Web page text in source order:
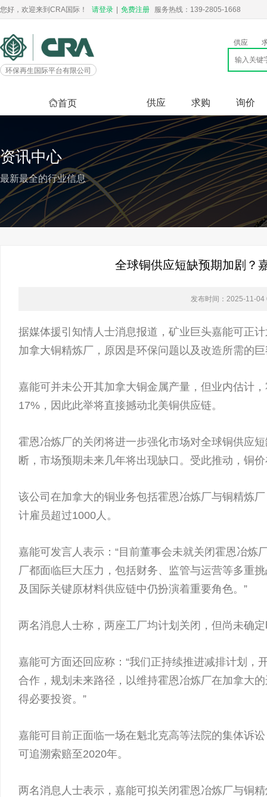
您好，欢迎来到CRA国际！ 请登录 免费注册 服务热线：139-2805-1668
环保再生国际平台有限公司
供应
首页 供应 求购 询价
资讯中心
最新最全的行业信息
全球铜供应短缺预期加剧？
发布时间：2025-11-
据媒体援引知情人士消息报道，矿业巨头嘉能可正
加拿大铜精炼厂，原因是环保问题以及改造所需的
嘉能可并未公开其加拿大铜金属产量，但业内估计
17%，因此此举将直接撼动北美铜供应链。
霍恩冶炼厂的关闭将进一步强化市场对全球铜供应
断，市场预期未来几年将出现缺口。受此推动，铜
该公司在加拿大的铜业务包括霍恩冶炼厂与铜精炼
计雇员超过1000人。
嘉能可发言人表示：“目前董事会未就关闭霍恩冶
厂都面临巨大压力，包括财务、监管与运营等多重
及国际关键原材料供应链中仍扮演着重要角色。”
两名消息人士称，两座工厂均计划关闭，但尚未确
嘉能可方面还回应称：“我们正持续推进减排计划
合作，规划未来路径，以维持霍恩冶炼厂在加拿大
得必要投资。”
嘉能可目前正面临一场在魁北克高等法院的集体诉
可追溯索赔至2020年。
两名消息人士表示，嘉能可拟关闭霍恩冶炼厂与铜